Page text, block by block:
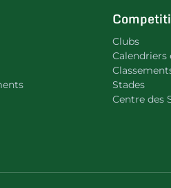
Clubs
Calendriers
Stades
Centre des